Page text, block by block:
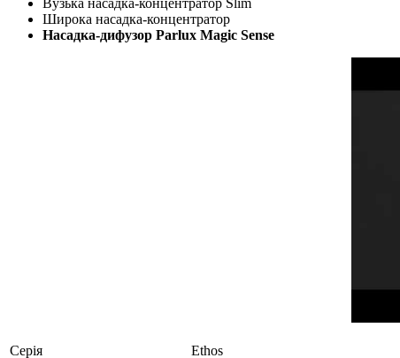
Вузька насадка-концентратор Slim
Широка насадка-концентратор
Насадка-дифузор Parlux Magic Sense
Серія Ethos